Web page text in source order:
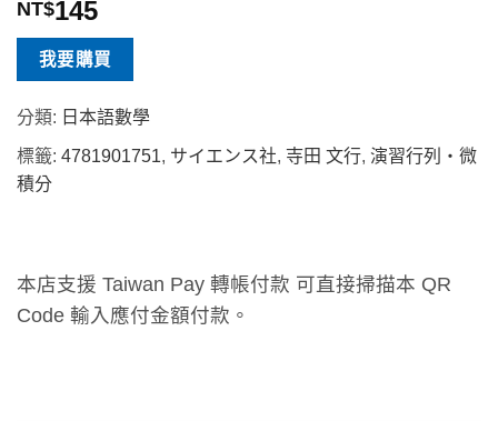
NT$145
我要購買
分類: 日本語數學
標籤: 4781901751, サイエンス社, 寺田 文行, 演習行列・微
積分
本店支援 Taiwan Pay 轉帳付款 可直接掃描本 QR
Code 輸入應付金額付款。